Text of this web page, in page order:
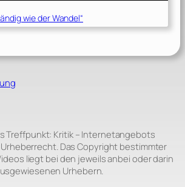
wie der Wandel“
Treffpunkt: Kritik – Internetangebots
Das Copyright bestimmter
liegt bei den jeweils anbei oder darin
Urhebern.